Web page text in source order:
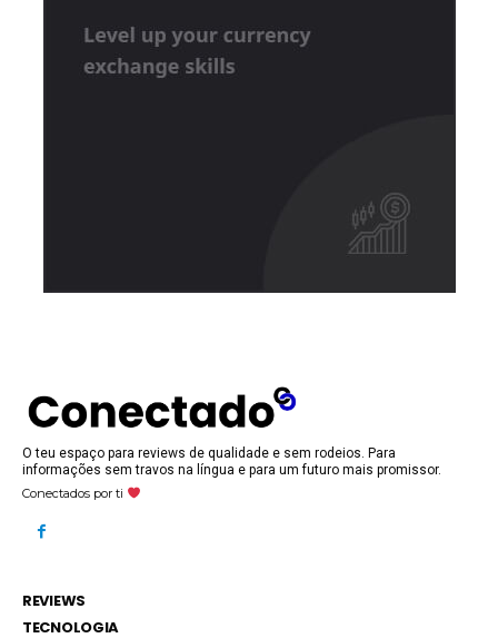
O teu espaço para reviews de qualidade e sem rodeios. Para
informações sem travos na língua e para um futuro mais promissor.
Conectados por ti
REVIEWS
TECNOLOGIA